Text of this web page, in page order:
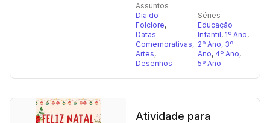
Assuntos
Dia do
Folclore,
Datas
Comemorativas,
Artes,
Desenhos
Séries
Educação
Infantil, 1º Ano,
2º Ano, 3º
Ano, 4º Ano,
5º Ano
Atividade para